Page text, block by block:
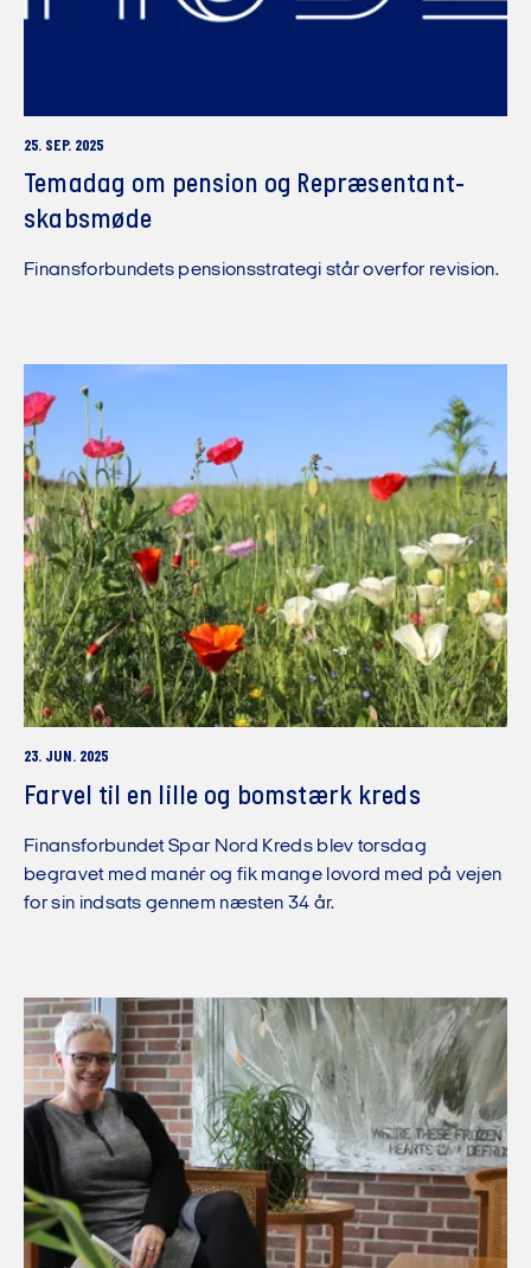
25. SEP. 2025
Temadag om pension og Re­præ­sen­tant­
skabs­møde
Finansforbundets pensionsstrategi står overfor revision.
23. JUN. 2025
Farvel til en lille og bomstærk kreds
Finansforbundet Spar Nord Kreds blev torsdag
begravet med manér og fik mange lovord med på vejen
for sin indsats gennem næsten 34 år.